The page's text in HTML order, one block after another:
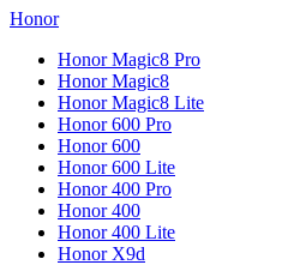
Honor
Honor Magic8 Pro
Honor Magic8
Honor Magic8 Lite
Honor 600 Pro
Honor 600
Honor 600 Lite
Honor 400 Pro
Honor 400
Honor 400 Lite
Honor X9d